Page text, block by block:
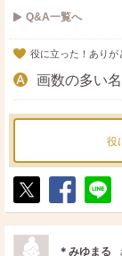
Q&A一覧へ
役に立った！ありが
画数の多い
役
ポ
ス
ト
シ
ェ
送
る
＊みゆまる